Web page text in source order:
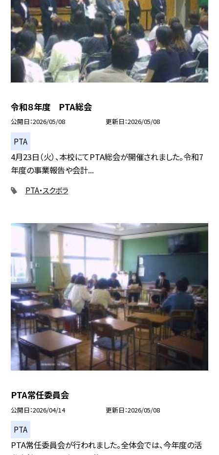
令和８年度 PTA総会
公開日 2026/05/08 更新日 2026/05/08
PTA
4月23日（火）、本校にてPTA総会が開催されました。令和7
年度の事業報告や会計...
PTA・スクボラ
PTA常任委員会
公開日 2026/04/14 更新日 2026/05/08
PTA
PTA常任委員会が行われました。全体会では、今年度の活